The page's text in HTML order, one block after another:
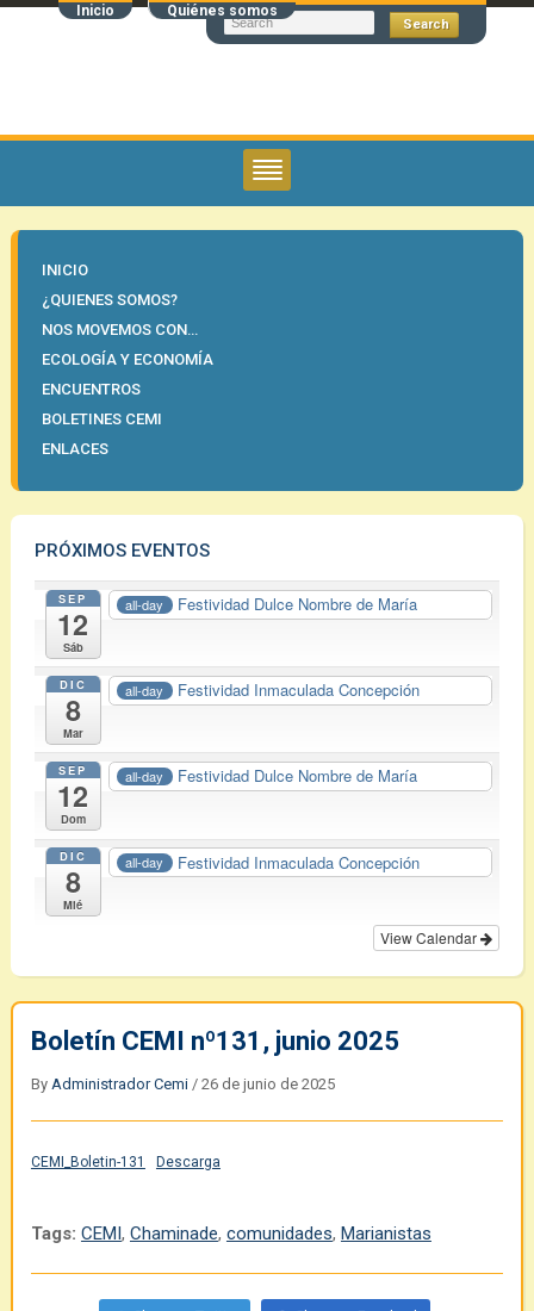
Inicio Quiénes somos
INICIO
¿QUIENES SOMOS?
NOS MOVEMOS CON…
ECOLOGÍA Y ECONOMÍA
ENCUENTROS
BOLETINES CEMI
ENLACES
PRÓXIMOS EVENTOS
SEP
12
Sáb
all-day Festividad Dulce Nombre de María
DIC
8
Mar
all-day Festividad Inmaculada Concepción
SEP
12
Dom
all-day Festividad Dulce Nombre de María
DIC
8
Mié
all-day Festividad Inmaculada Concepción
View Calendar
Boletín CEMI nº131, junio 2025
By Administrador Cemi/ 26 de junio de 2025
CEMI_Boletin-131 Descarga
Tags: CEMI, Chaminade, comunidades, Marianistas